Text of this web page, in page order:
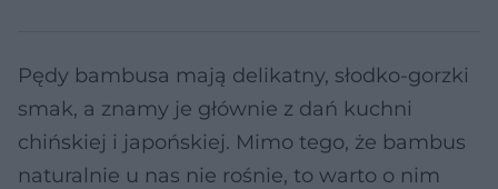
Pędy bambusa mają delikatny, słodko-gorzki
smak, a znamy je głównie z dań kuchni
chińskiej i japońskiej. Mimo tego, że bambus
naturalnie u nas nie rośnie, to warto o nim